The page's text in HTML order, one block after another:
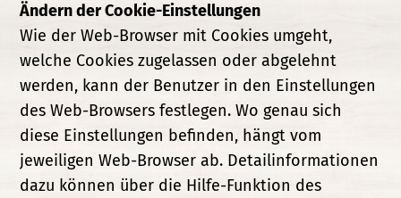
Ändern der Cookie-Einstellungen
Wie der Web-Browser mit Cookies umgeht,
welche Cookies zugelassen oder abgelehnt
werden, kann der Benutzer in den Einstellungen
des Web-Browsers festlegen. Wo genau sich
diese Einstellungen befinden, hängt vom
jeweiligen Web-Browser ab. Detailinformationen
dazu können über die Hilfe-Funktion des